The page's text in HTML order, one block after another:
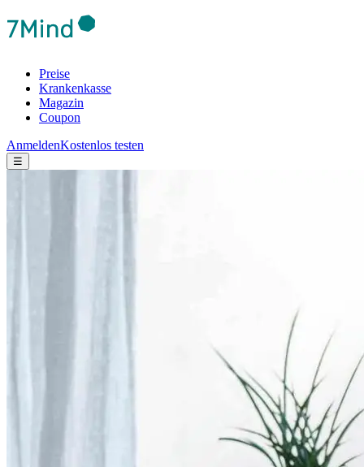
Preise
Krankenkasse
Magazin
Coupon
AnmeldenKostenlos testen
☰